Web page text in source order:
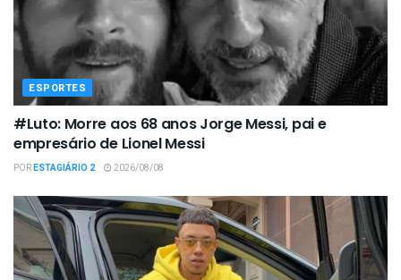
ESPORTES
#Luto: Morre aos 68 anos Jorge Messi, pai e
empresário de Lionel Messi
PORESTAGIÁRIO 2 2026/08/08